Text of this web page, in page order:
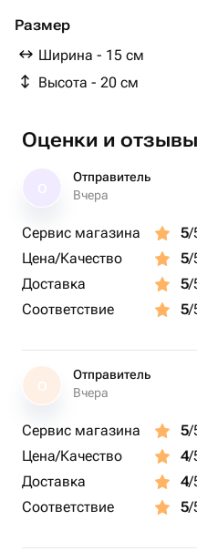
Размер
Ширина - 15 см
Высота - 20 см
Оценки и отзывы
Отправитель
Вчера
Сервис магазина 5/
Цена/Качество
5/
Доставка
5/
Соответствие
5/
О
Отправитель
Вчера
Сервис магазина 5/
Цена/Качество
4/
Доставка
4/
Соответствие
5/